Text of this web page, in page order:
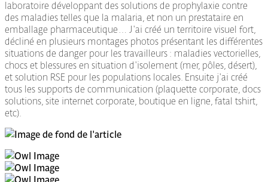
laboratoire développant des solutions de prophylaxie contre
des maladies telles que la malaria, et non un prestataire en
emballage pharmaceutique… J'ai créé un territoire visuel fort,
décliné en plusieurs montages photos présentant les différentes
situations de danger pour les travailleurs : maladies vectorielles,
chocs et blessures en situation d'isolement (mer, pôles, désert),
et solution RSE pour les populations locales. Ensuite j'ai créé
tous les supports de communication (plaquette corporate, docs
solutions, site internet corporate, boutique en ligne, fatal tshirt,
etc).